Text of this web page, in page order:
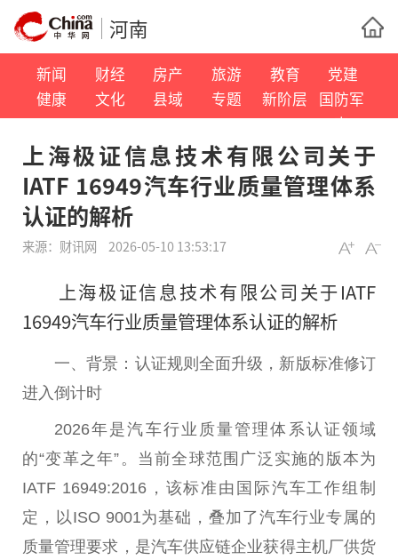
河南
新闻 财经 房产 旅游 教育
党建
健康
文化 县域 专题 新阶层
国防军
事
上海极证信息技术有限公司关于
IATF 16949汽车行业质量管理体系
认证的解析
来源： 财讯网 2026-05-10 13:53:17
上海极证信息技术有限公司关于IATF
16949汽车行业质量管理体系认证的解析
一、背景：认证规则全面升级，新版标准修订
进入倒计时
2026年是汽车行业质量管理体系认证领域
的“变革之年”。当前全球范围广泛实施的版本为
IATF 16949:2016，该标准由国际汽车工作组制
定，以ISO 9001为基础，叠加了汽车行业专属的
质量管理要求，是汽车供应链企业获得主机厂供货